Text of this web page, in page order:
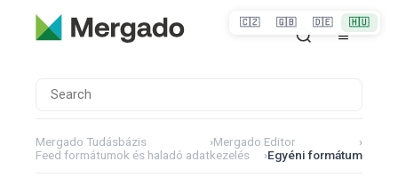
Mergado Tudásbázis ›Mergado Editor
›
Feed formátumok és haladó adatkezelés
›Egyéni formátum
🇨🇿 🇬🇧 🇩🇪 🇭🇺